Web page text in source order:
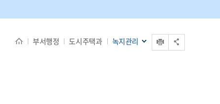
부서행정 도시주택과 녹지관리